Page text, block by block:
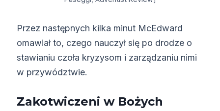
Przez następnych kilka minut McEdward
omawiał to, czego nauczył się po drodze o
stawianiu czoła kryzysom i zarządzaniu nimi
w przywództwie.
Zakotwiczeni w Bożych